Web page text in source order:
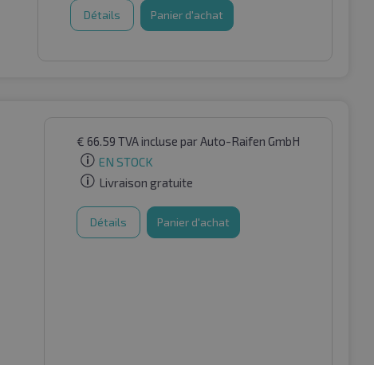
Détails Panier d'achat
€ 66.59 TVA incluse par Auto-Raifen GmbH
EN STOCK
Livraison gratuite
Détails Panier d'achat